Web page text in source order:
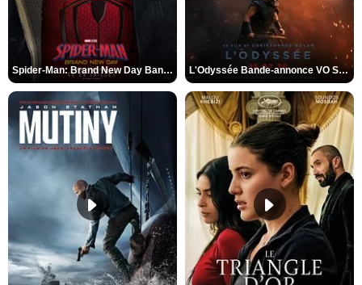
Spider-Man: Brand New Day Bande-annonce VO STFR L'Odyssée Bande-annonce VO STFR